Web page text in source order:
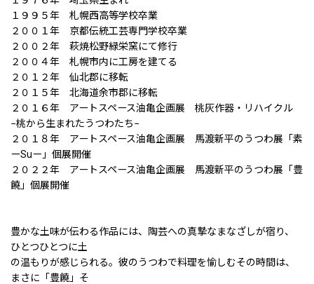
１９９５年 札幌西高等学校卒業
２００１年 京都伝統工芸専門学校卒業
２００２年 萩焼松野緑栄窯にて修行
２００４年 札幌市内に工房を建てる
２０１２年 仙北郡に移転
２０１５年 北海道余市郡に移転
２０１６年 アートスペース油亀企画展 桃灰作器・リハイクル
−桃から生まれたうつわたち−
２０１８年 アートスペース油亀企画展 馬渡新平のうつわ展「素
ーSuー」個展開催
２０２２年 アートスペース油亀企画展 馬渡新平のうつわ展「豊
饒」個展開催
豊かな土味が伝わる作品には、陶芸への真摯なまなざしが宿り、
ひとつひとつに土
の温もりが感じられる。彼のうつわで料理を愉しむその時間は、
まさに「豊饒」そ